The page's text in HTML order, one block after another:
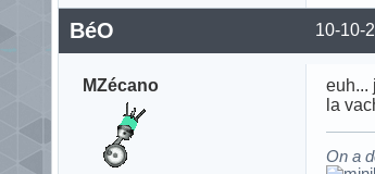
10-10-
BéO
MZécano
euh...
la
On a